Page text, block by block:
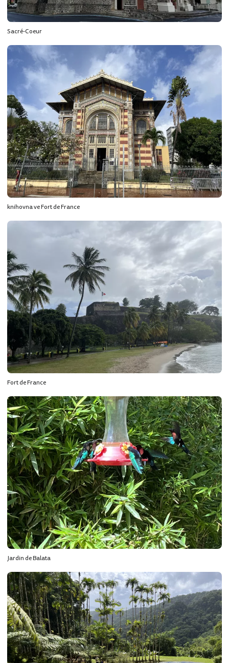
Sacré-Coeur
knihovna ve Fort de France
Fort de France
Jardin de Balata